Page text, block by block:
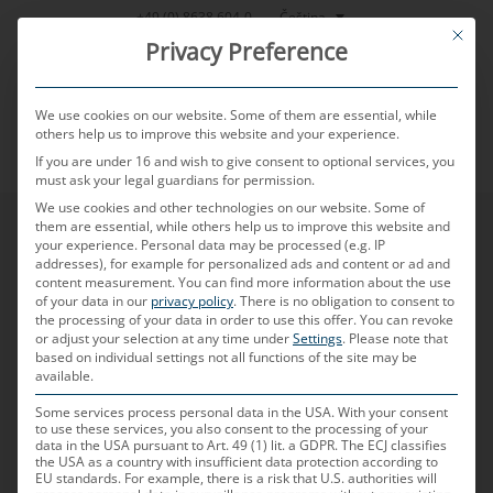
Přeskočit
+49 (0) 8638 604-0 Čeština
MENU
This
Privacy Preference
We use cookies on our website. Some of them are essential, while
others help us to improve this website and your experience.
If you are under 16 and wish to give consent to optional services, you
must ask your legal guardians for permission.
We use cookies and other technologies on our website. Some of
them are essential, while others help us to improve this website and
your experience. Personal data may be processed (e.g. IP
addresses), for example for personalized ads and content or ad and
content measurement.You can find more information about the use
of your data in our privacy policy.There is no obligation to consent to
the processing of your data in order to use this offer.You can revoke
or adjust your selection at any time underSettings. Please note that
based on individual settings not all functions of the site may be
available.
Some services process personal data in the USA. With your consent
to use these services, you also consent to the processing of your
data in the USA pursuant to Art. 49 (1) lit. a GDPR. The ECJ classifies
the USA as a country with insufficient data protection according to
EU standards. For example, there is a risk that U.S. authorities will